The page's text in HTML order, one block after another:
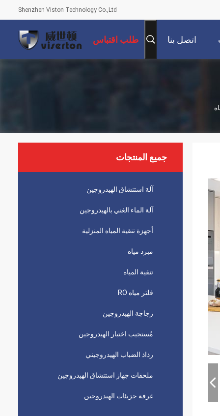
Shenzhen Viston Technology Co.,Ltd
اتصل بنا طلب اقتباس
جميع المنتجات
آلة استنشاق الهيدروجين
آلة الماء الغني بالهيدروجين
أجهزة تنقية المياه المنزلية
مبرد مياه
تنقية المياه
فلتر مياه RO
زجاجة الهيدروجين
مُستجيب اختبار الهيدروجين
رذاذ الضباب الهيدروجيني
ملحقات جهاز استنشاق الهيدروجين
غرفة جزيئات الهيدروجين